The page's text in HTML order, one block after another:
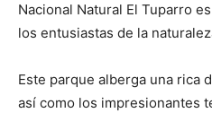
Nacional Natural El Tuparro
los entusiastas de la
Este parque alberga una rica
así como los impresionantes